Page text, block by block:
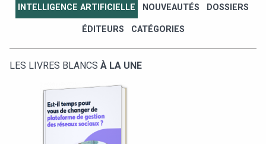
INTELLIGENCE ARTIFICIELLE NOUVEAUTÉS DOSSIERS
ÉDITEURS CATÉGORIES
LES LIVRES BLANCS À LA UNE